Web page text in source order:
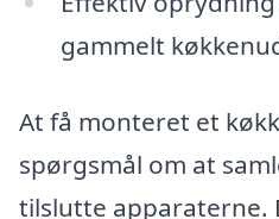
gammelt
At få monteret et
spørgsmål om at
tilslutte apparaterne.